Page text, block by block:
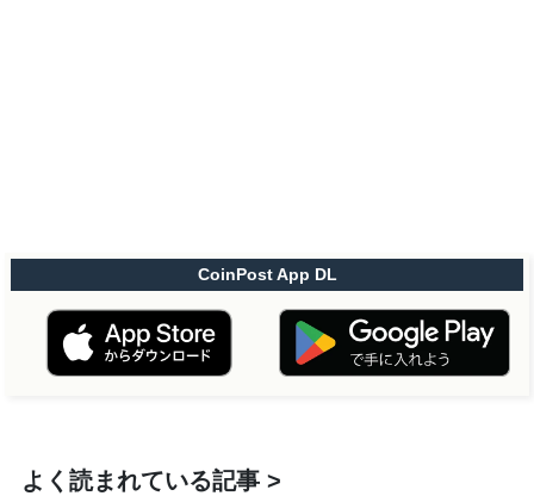
CoinPost App DL
よく読まれている記事